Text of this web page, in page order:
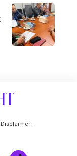
Disclaimer